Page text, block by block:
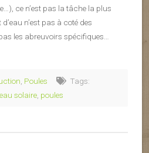
ce n’est pas la tâche la plus
n’est pas à coté des
les abreuvoirs spécifiques…
Poules
Tags:
solaire poules